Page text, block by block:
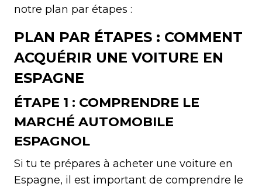
notre plan par étapes :
PLAN PAR ÉTAPES : COMMENT
ACQUÉRIR UNE VOITURE EN
ESPAGNE
ÉTAPE 1 : COMPRENDRE LE
MARCHÉ AUTOMOBILE
ESPAGNOL
Si tu te prépares à acheter une voiture en
Espagne, il est important de comprendre le